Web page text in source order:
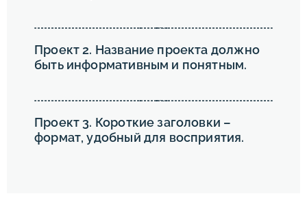
Проект 2. Название проекта должно
быть информативным и понятным.
Проект 3. Короткие заголовки –
формат, удобный для восприятия.